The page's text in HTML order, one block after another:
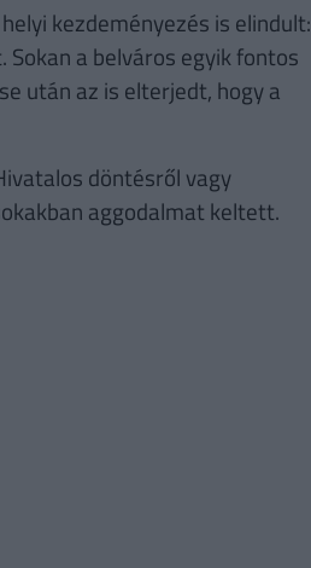
kezdeményezés is elindult:
a belváros egyik fontos
után az is elterjedt, hogy a
döntésről vagy
aggodalmat keltett.